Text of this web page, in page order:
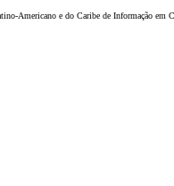
Americano e do Caribe de Informação em